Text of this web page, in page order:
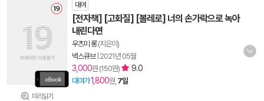
미리읽기
대여
[전자책] [고화질] [볼레로] 너의 손가락으로 녹아
내린다면
우츠미 롱(지은이)
넥스큐브| 2021년 05월
3,000원 (150원) 9.0
대여가1,800원, 7일